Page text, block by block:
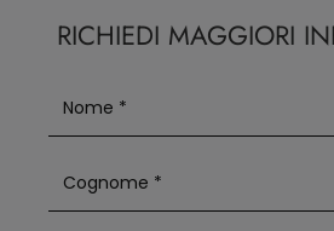
RICHIEDI MAGGIORI